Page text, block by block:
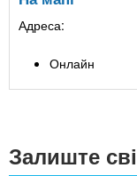
Адреса:
Онлайн
Залиште